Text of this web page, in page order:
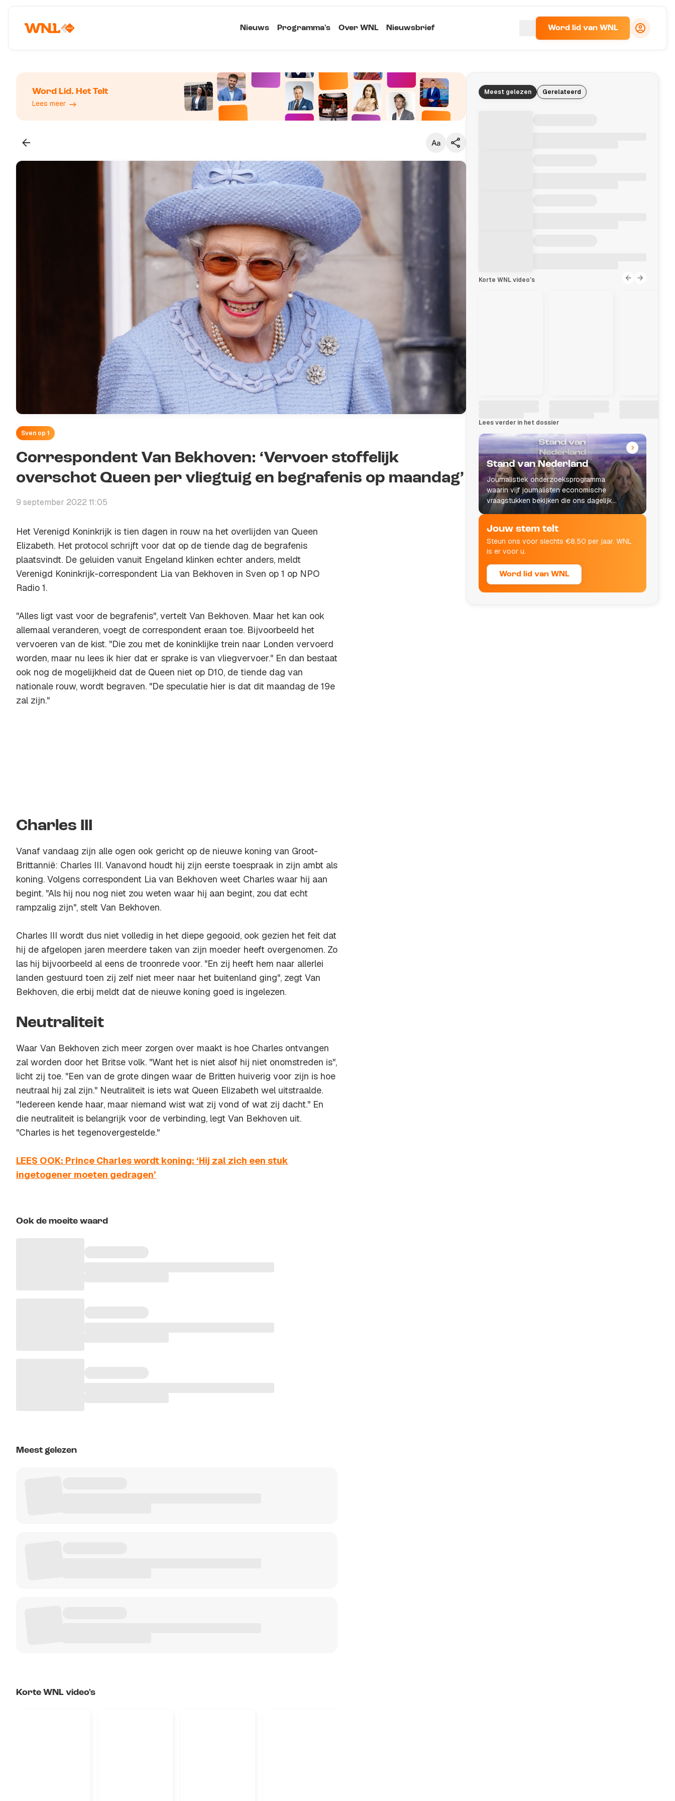
Nieuws Programma's Over WNL Nieuwsbrief Word lid van WNL
Word Lid. Het Telt
Lees meer
Klein
Kopieer link
Sven op 1
Correspondent Van Bekhoven: ‘Vervoer stoffelijk
overschot Queen per vliegtuig en begrafenis op maandag’
9 september 2022 11:05
Het Verenigd Koninkrijk is tien dagen in rouw na het overlijden van Queen
Elizabeth. Het protocol schrijft voor dat op de tiende dag de begrafenis
plaatsvindt. De geluiden vanuit Engeland klinken echter anders, meldt
Verenigd Koninkrijk-correspondent Lia van Bekhoven in Sven op 1 op NPO
Radio 1.
"Alles ligt vast voor de begrafenis", vertelt Van Bekhoven. Maar het kan ook
allemaal veranderen, voegt de correspondent eraan toe. Bijvoorbeeld het
vervoeren van de kist. "Die zou met de koninklijke trein naar Londen vervoerd
worden, maar nu lees ik hier dat er sprake is van vliegvervoer." En dan bestaat
ook nog de mogelijkheid dat de Queen niet op D10, de tiende dag van
nationale rouw, wordt begraven. "De speculatie hier is dat dit maandag de 19e
zal zijn."
Charles III
Vanaf vandaag zijn alle ogen ook gericht op de nieuwe koning van Groot-
Brittannië: Charles III. Vanavond houdt hij zijn eerste toespraak in zijn ambt als
koning. Volgens correspondent Lia van Bekhoven weet Charles waar hij aan
begint. "Als hij nou nog niet zou weten waar hij aan begint, zou dat echt
rampzalig zijn", stelt Van Bekhoven.
Charles III wordt dus niet volledig in het diepe gegooid, ook gezien het feit dat
hij de afgelopen jaren meerdere taken van zijn moeder heeft overgenomen. Zo
las hij bijvoorbeeld al eens de troonrede voor. "En zij heeft hem naar allerlei
landen gestuurd toen zij zelf niet meer naar het buitenland ging", zegt Van
Bekhoven, die erbij meldt dat de nieuwe koning goed is ingelezen.
Neutraliteit
Waar Van Bekhoven zich meer zorgen over maakt is hoe Charles ontvangen
zal worden door het Britse volk. "Want het is niet alsof hij niet onomstreden is",
licht zij toe. "Een van de grote dingen waar de Britten huiverig voor zijn is hoe
neutraal hij zal zijn." Neutraliteit is iets wat Queen Elizabeth wel uitstraalde.
"Iedereen kende haar, maar niemand wist wat zij vond of wat zij dacht." En
die neutraliteit is belangrijk voor de verbinding, legt Van Bekhoven uit.
"Charles is het tegenovergestelde."
LEES OOK: Prince Charles wordt koning: ‘Hij zal zich een stuk
ingetogener moeten gedragen’
Ook de moeite waard
Meest gelezen
Korte WNL video's
Meest gelezen Gerelateerd
Korte WNL video's
Lees verder in het dossier
Stand van Nederland
Journalistiek onderzoeksprogramma
waarin vijf journalisten economische
vraagstukken bekijken die ons dagelijks
leven raken.
Jouw stem telt
Steun ons voor slechts €8,50 per jaar. WNL
is er voor u.
Word lid van WNL